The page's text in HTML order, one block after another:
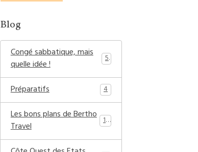
Blog
Congé sabbatique, mais
quelle idée !
5
Préparatifs 4
Les bons plans de Bertho
Travel
17